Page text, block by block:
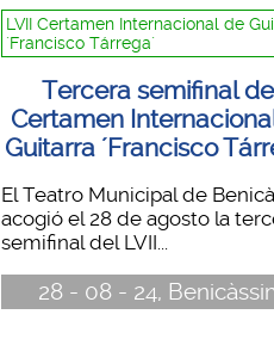
LVII Certamen Internacional de
´Francisco Tárrega´
Tercera semifinal
Certamen
Guitarra ´Francisco
El Teatro Municipal de
acogió el 28 de agosto la
semifinal del LVII...
28 - 08 - 24,